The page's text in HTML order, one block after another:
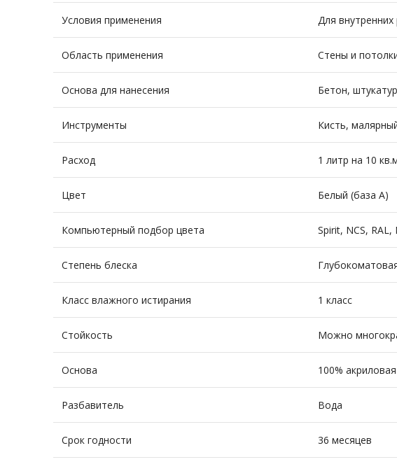
Условия применения Для внутренних
Область применения Стены и
Основа для нанесения Бетон,
Инструменты Кисть,
Расход 1 литр на 10
Цвет Белый (база А)
Компьютерный подбор цвета Spirit, NCS,
Степень блеска
Класс влажного истирания 1 класс
Стойкость Можно
Основа 100% акриловая
Разбавитель Вода
Срок годности 36 месяцев